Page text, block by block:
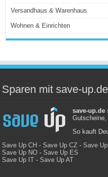
Versandhaus & Warenhaus
Wohnen & Einrichten
Sparen mit save-up.de
save-up.de
So kauft
Save Up CH -Save Up CZ -Save
Save Up NO -Save Up ES
Save Up IT -Save Up AT